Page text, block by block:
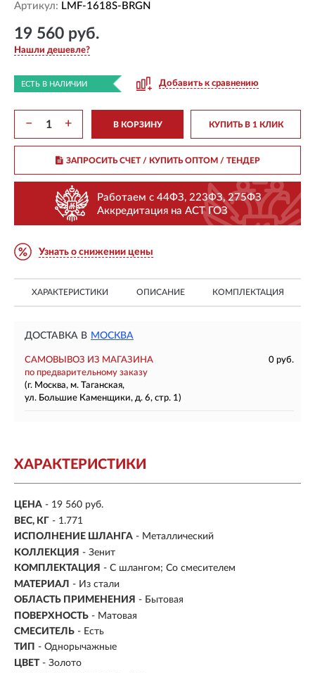
Артикул: LMF-1618S-BRGN
19 560 руб.
Нашли дешевле?
ЕСТЬ В НАЛИЧИИ Добавить к сравнению
− + В КОРЗИНУ КУПИТЬ В 1 КЛИК
ЗАПРОСИТЬ СЧЕТ / КУПИТЬ ОПТОМ/ ТЕНДЕР
Работаем с 44ФЗ, 223ФЗ, 275ФЗ
Аккредитация на АСТ ГОЗ
Узнать о снижении цены
ХАРАКТЕРИСТИКИ ОПИСАНИЕ КОМПЛЕКТАЦИЯ
ДОСТАВКА В МОСКВА
САМОВЫВОЗ ИЗ МАГАЗИНА
0 руб.
по предварительному заказу
(г. Москва, м. Таганская,
ул. Большие Каменщики, д. 6, стр. 1)
ХАРАКТЕРИСТИКИ
ЦЕНА - 19 560 руб.
ВЕС, КГ - 1.771
ИСПОЛНЕНИЕ ШЛАНГА - Металлический
КОЛЛЕКЦИЯ - Зенит
КОМПЛЕКТАЦИЯ - С шлангом; Со смесителем
МАТЕРИАЛ - Из стали
ОБЛАСТЬ ПРИМЕНЕНИЯ - Бытовая
ПОВЕРХНОСТЬ - Матовая
СМЕСИТЕЛЬ - Есть
ТИП - Однорычажные
ЦВЕТ - Золото